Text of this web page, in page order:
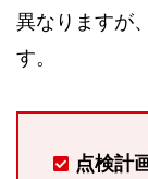
異なりますが
す。
点検計